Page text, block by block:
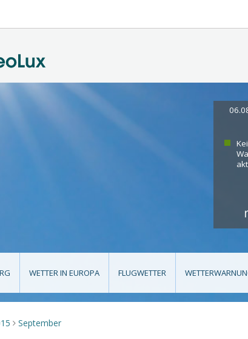
WETTER IN EUROPA FLUGWETTER
> September